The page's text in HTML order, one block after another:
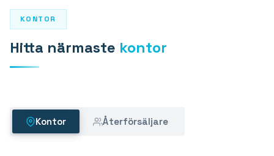
FÖNSTER
PLASTO 76
Standard
PLASTO 82
KONTOR
Hitta närmaste kontor
Kontor Återförsäljare